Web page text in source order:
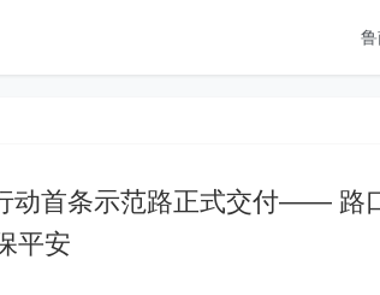
动首条示范路正式交付—— 路
平安